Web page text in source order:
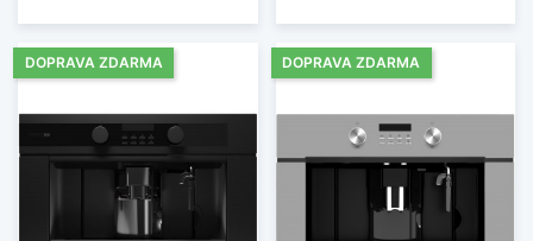
Zobrazit méně
DOPRAVA ZDARMA DOPRAVA ZDARMA